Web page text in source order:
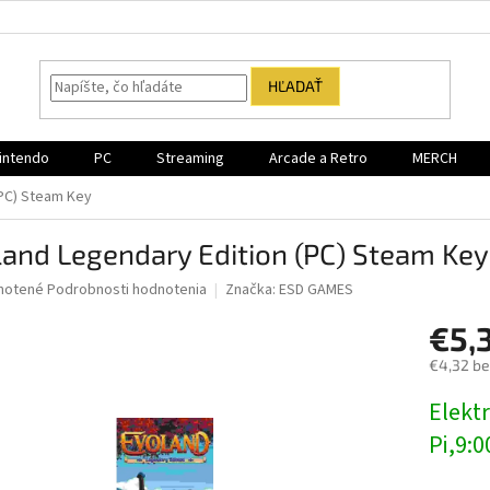
HĽADAŤ
PC Streaming Arcade a Retro MERCH
Steam Key
Legendary Edition (PC) Steam Key
Podrobnosti hodnotenia Značka: ESD GAMES
€4,32
cena: